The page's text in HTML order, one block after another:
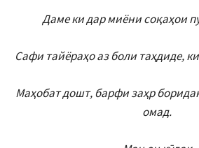
Даме ки дар миёни соқаҳои
Сафи тайёраҳо аз боли таҳдиде,
Маҳобат дошт, барфи заҳр
омад.